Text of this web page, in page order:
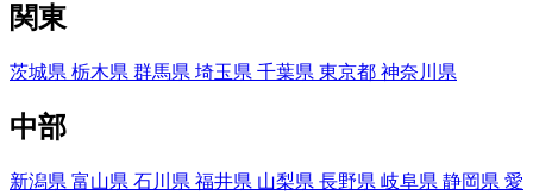
関東
茨城県 栃木県 群馬県 埼玉県 千葉県 東京都 神奈川県
中部
新潟県 富山県 石川県 福井県 山梨県 長野県 岐阜県 静岡県 愛